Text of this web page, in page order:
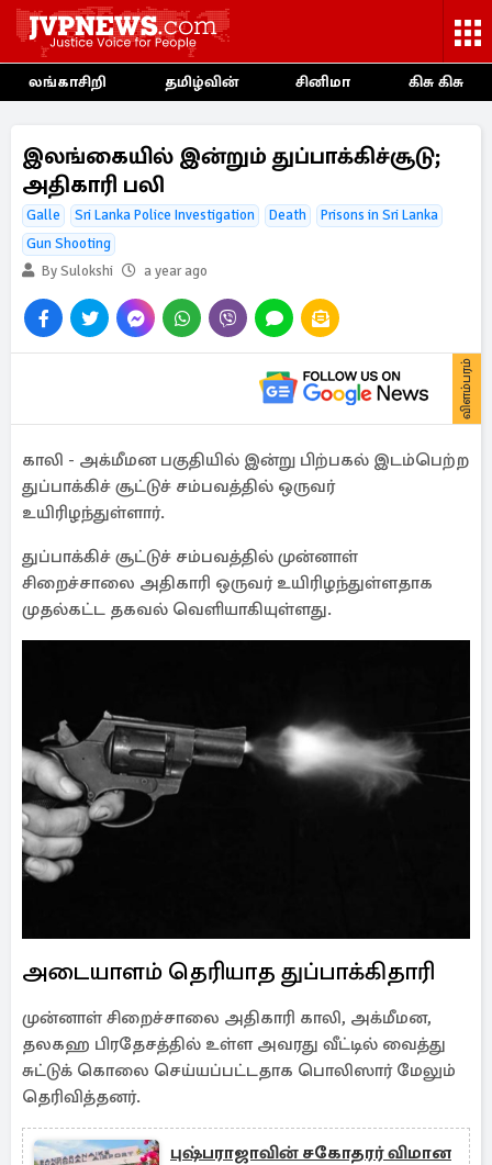
லங்காசிறி தமிழ்வின் சினிமா கிசு கிசு
இலங்கையில் இன்றும் துப்பாக்கிச்சூடு;
அதிகாரி பலி
Galle Sri Lanka Police Investigation Death
Prisons in Sri Lanka
Gun Shooting
By Sulokshi
a year ago
விளம்பரம்
காலி - அக்மீமன பகுதியில் இன்று பிற்பகல் இடம்பெற்ற
துப்பாக்கிச் சூட்டுச் சம்பவத்தில் ஒருவர்
உயிரிழந்துள்ளார்.
துப்பாக்கிச் சூட்டுச் சம்பவத்தில் முன்னாள்
சிறைச்சாலை அதிகாரி ஒருவர் உயிரிழந்துள்ளதாக
முதல்கட்ட தகவல் வெளியாகியுள்ளது.
அடையாளம் தெரியாத துப்பாக்கிதாரி
முன்னாள் சிறைச்சாலை அதிகாரி காலி, அக்மீமன,
தலகஹ பிரதேசத்தில் உள்ள அவரது வீட்டில் வைத்து
சுட்டுக் கொலை செய்யப்பட்டதாக பொலிஸார் மேலும்
தெரிவித்தனர்.
புஷ்பராஜாவின் சகோதரர் விமான